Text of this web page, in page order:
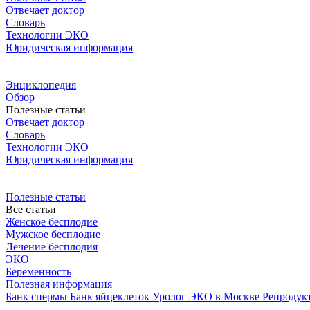
Отвечает доктор
Словарь
Технологии ЭКО
Юридическая информация
Энциклопедия
Обзор
Полезные статьи
Отвечает доктор
Словарь
Технологии ЭКО
Юридическая информация
Полезные статьи
Все статьи
Женское бесплодие
Мужское бесплодие
Лечение бесплодия
ЭКО
Беременность
Полезная информация
Банк спермы Банк яйцеклеток Уролог ЭКО в Москве